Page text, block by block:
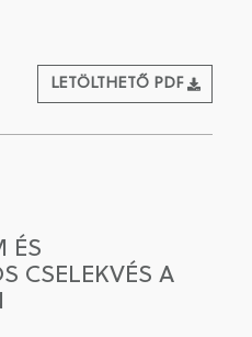
LETÖLTHETŐ PDF
ÉS
CSELEKVÉS A